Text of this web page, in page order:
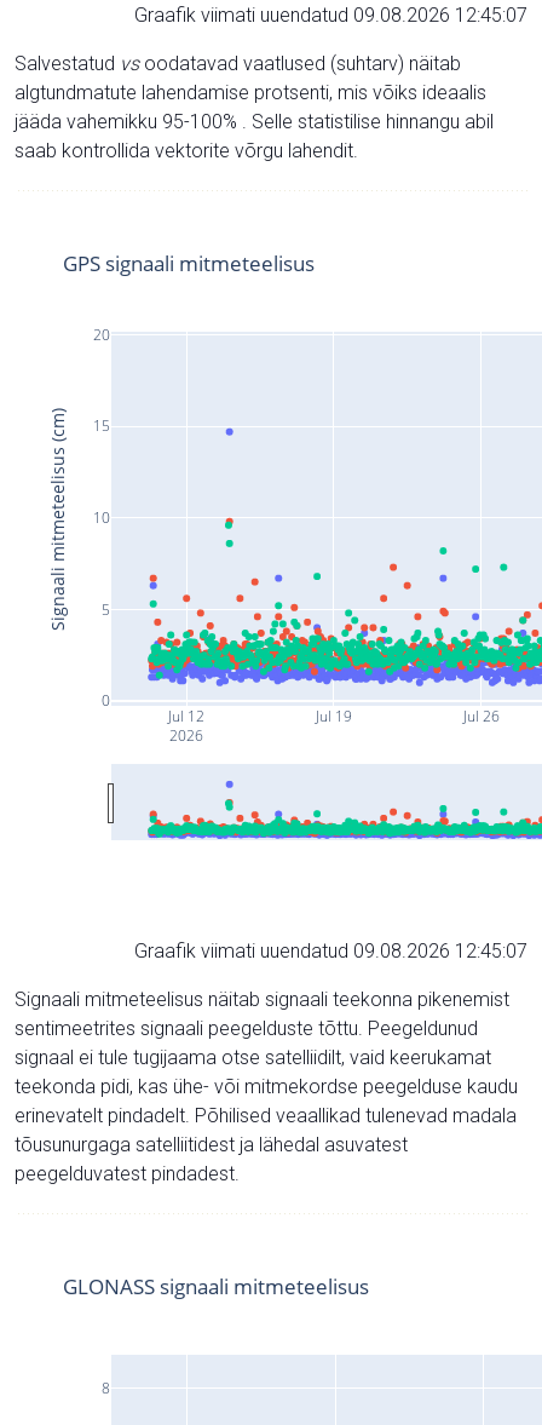
Graafik viimati uuendatud 09.08.2026 12:45:07
Salvestatud vsoodatavad vaatlused (suhtarv) näitab
algtundmatute lahendamise protsenti, mis võiks ideaalis
jääda vahemikku 95-100% . Selle statistilise hinnangu abil
saab kontrollida vektorite võrgu lahendit.
Jul 12
2026
Jul 19 Jul 26
0
5
10
15
20
GPS signaali mitmeteelisus
Signaali mitmeteelisus (cm)
Graafik viimati uuendatud 09.08.2026 12:45:07
Signaali mitmeteelisus näitab signaali teekonna pikenemist
sentimeetrites signaali peegelduste tõttu. Peegeldunud
signaal ei tule tugijaama otse satelliidilt, vaid keerukamat
teekonda pidi, kas ühe- või mitmekordse peegelduse kaudu
erinevatelt pindadelt. Põhilised veaallikad tulenevad madala
tõusunurgaga satelliitidest ja lähedal asuvatest
peegelduvatest pindadest.
8
GLONASS signaali mitmeteelisus